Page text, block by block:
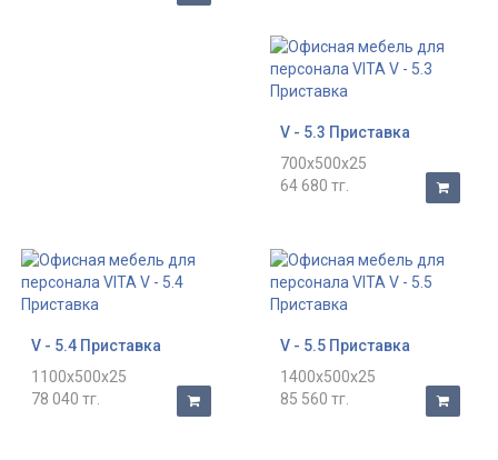
V - 5.3 Приставка
700x500x25
64 680 тг.
V - 5.4 Приставка
1100x500x25
78 040 тг.
V - 5.5 Приставка
1400x500x25
85 560 тг.